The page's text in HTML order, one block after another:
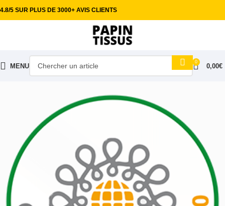
4.8/5 SUR PLUS DE 3000+ AVIS CLIENTS
MENU
0
0,00€